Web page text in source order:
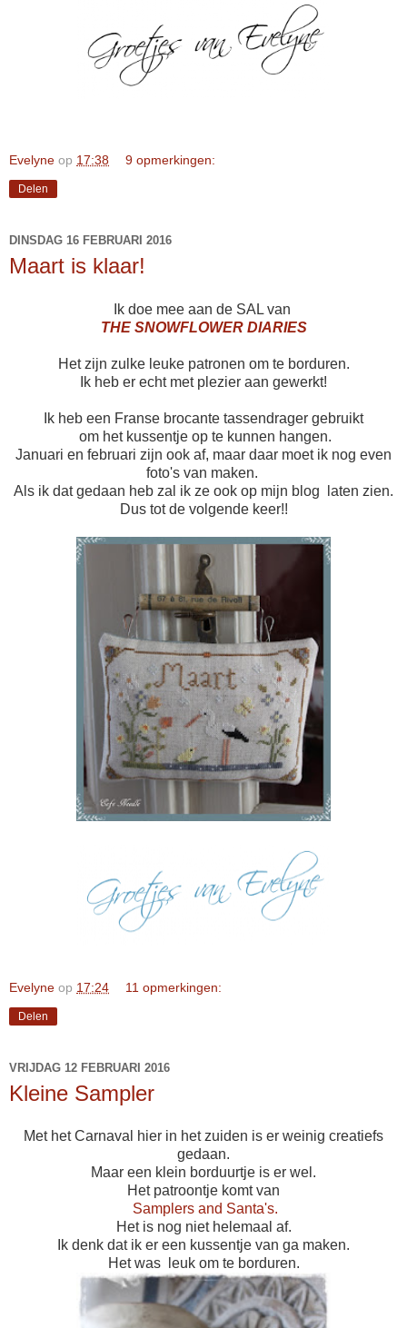
Evelyne op 17:38 9 opmerkingen:
Delen
DINSDAG 16 FEBRUARI 2016
Maart is klaar!
Ik doe mee aan de SAL van
THE SNOWFLOWER DIARIES
Het zijn zulke leuke patronen om te borduren.
Ik heb er echt met plezier aan gewerkt!
Ik heb een Franse brocante tassendrager gebruikt
om het kussentje op te kunnen hangen.
Januari en februari zijn ook af, maar daar moet ik nog even
foto's van maken.
Als ik dat gedaan heb zal ik ze ook op mijn blog laten zien.
Dus tot de volgende keer!!
Evelyne op 17:24 11 opmerkingen:
Delen
VRIJDAG 12 FEBRUARI 2016
Kleine Sampler
Met het Carnaval hier in het zuiden is er weinig creatiefs
gedaan.
Maar een klein borduurtje is er wel.
Het patroontje komt van
Samplers and Santa's.
Het is nog niet helemaal af.
Ik denk dat ik er een kussentje van ga maken.
Het was leuk om te borduren.